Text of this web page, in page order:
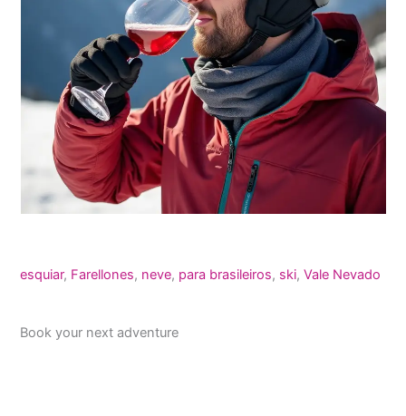
esquiar, Farellones, neve, para brasileiros, ski, Vale Nevado
Book your next adventure